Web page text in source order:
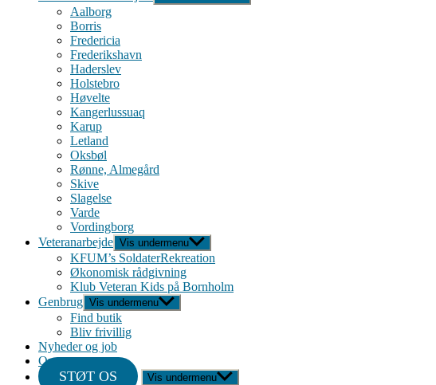
Aalborg
Borris
Fredericia
Frederikshavn
Haderslev
Holstebro
Høvelte
Kangerlussuaq
Karup
Letland
Oksbøl
Rønne, Almegård
Skive
Slagelse
Varde
Vordingborg
Veteranarbejde Vis undermenu
KFUM’s SoldaterRekreation
Økonomisk rådgivning
Klub Veteran Kids på Bornholm
Genbrug Vis undermenu
Find butik
Bliv frivillig
Nyheder og job
Om
STØT OS Vis undermenu